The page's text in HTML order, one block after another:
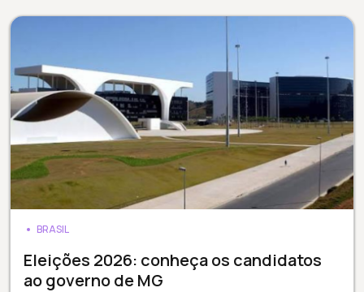
BRASIL
Eleições 2026: conheça os candidatos
ao governo de MG